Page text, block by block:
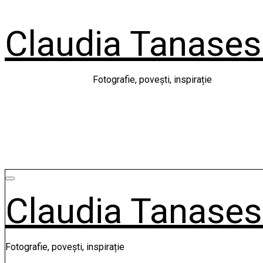
content
Claudia
Fotografie, povești, inspirație
Claudia
Fotografie, povești, inspirație